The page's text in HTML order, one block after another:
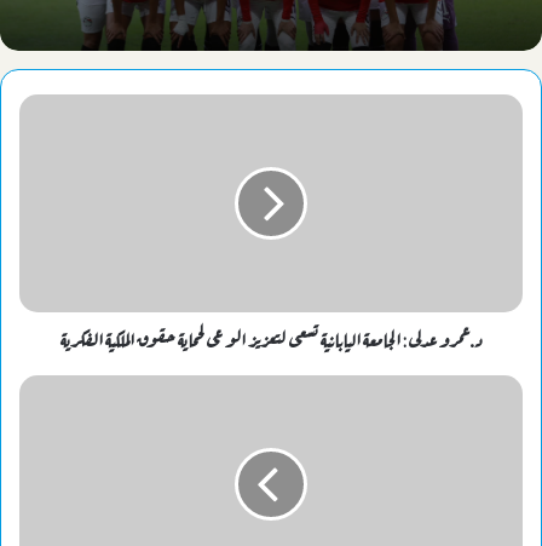
د.عمرو عدلى : الجامعة اليابانية تسعى لتعزيز الو عى لحمــايــة حقوق الملكيــة الفكريــة